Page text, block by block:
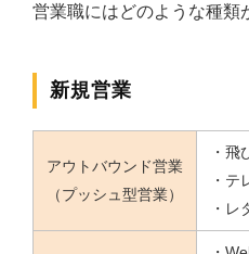
営業職にはどのような種類
新規営業
アウトバウンド営業
（プッシュ型営業）
・飛
・テ
・レ